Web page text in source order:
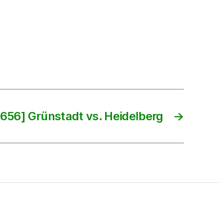
→
Grünstadt vs. Heidelberg